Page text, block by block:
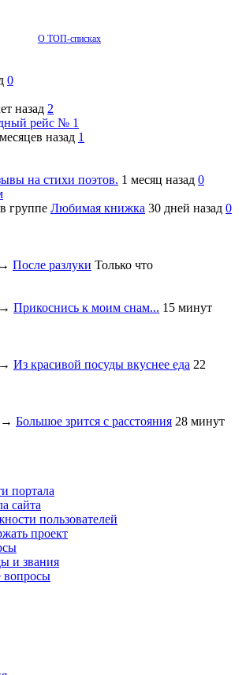
О ТОП-списках
0
назад 2
рейс № 1
назад 1
на стихи поэтов. 1 месяц назад 0
в группе Любимая книжка 30 дней назад 0
→ После разлуки Только что
→ Прикоснись к моим снам... 15 минут
→ Из красивой посуды вкуснее еда 22
→ Большое зрится с расстояния 28 минут
портала
сайта
пользователей
проект
и звания
вопросы